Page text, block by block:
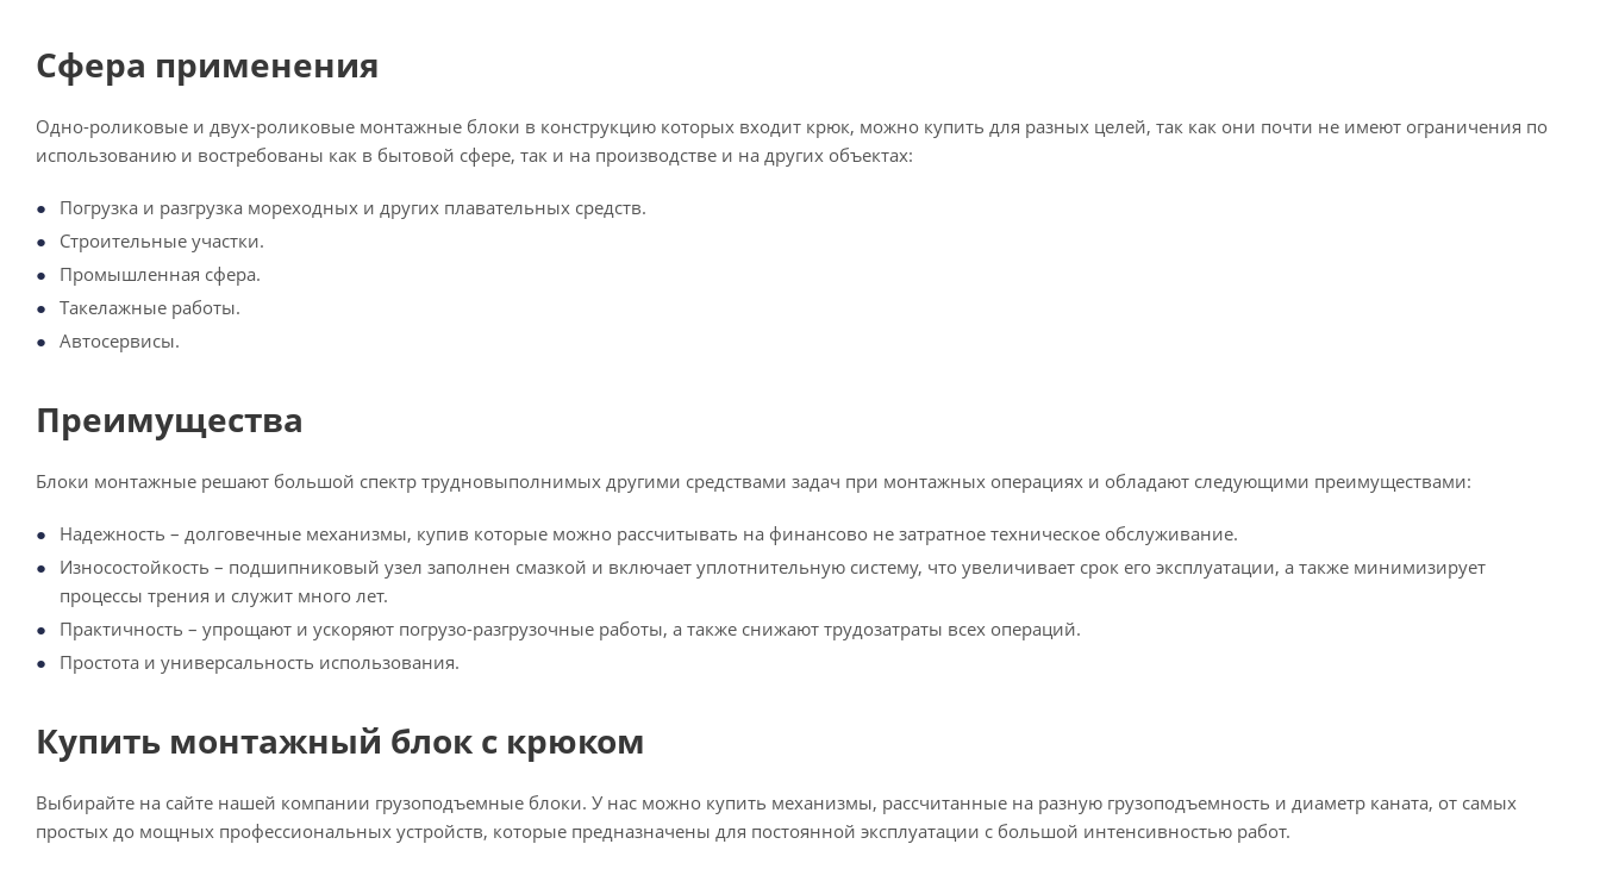
Сфера применения
Одно-роликовые и двух-роликовые монтажные блоки в конструкцию которых входит крюк, можно купить для разных целей, так как они почти не имеют ограничения по
использованию и востребованы как в бытовой сфере, так и на производстве и на других объектах:
Погрузка и разгрузка мореходных и других плавательных средств.
Строительные участки.
Промышленная сфера.
Такелажные работы.
Автосервисы.
Преимущества
Блоки монтажные решают большой спектр трудновыполнимых другими средствами задач при монтажных операциях и обладают следующими преимуществами:
Надежность – долговечные механизмы, купив которые можно рассчитывать на финансово не затратное техническое обслуживание.
Износостойкость – подшипниковый узел заполнен смазкой и включает уплотнительную систему, что увеличивает срок его эксплуатации, а также минимизирует
процессы трения и служит много лет.
Практичность – упрощают и ускоряют погрузо-разгрузочные работы, а также снижают трудозатраты всех операций.
Простота и универсальность использования.
Купить монтажный блок с крюком
Выбирайте на сайте нашей компании грузоподъемные блоки. У нас можно купить механизмы, рассчитанные на разную грузоподъемность и диаметр каната, от самых
простых до мощных профессиональных устройств, которые предназначены для постоянной эксплуатации с большой интенсивностью работ.